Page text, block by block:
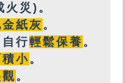
災)。
紙灰 。
自行輕鬆保養 。
小。
。